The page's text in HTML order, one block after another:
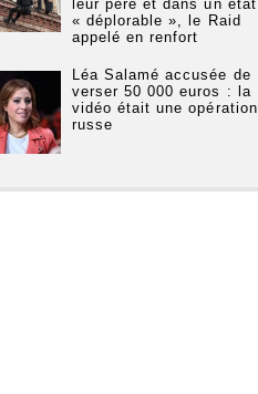
leur père et dans un état
« déplorable », le Raid
appelé en renfort
Léa Salamé accusée de
verser 50 000 euros : la
vidéo était une opération
russe